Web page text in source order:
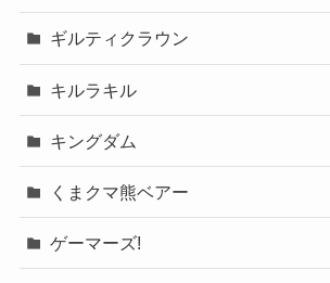
ギルティクラウン
キルラキル
キングダム
くまクマ熊ベアー
ゲーマーズ!